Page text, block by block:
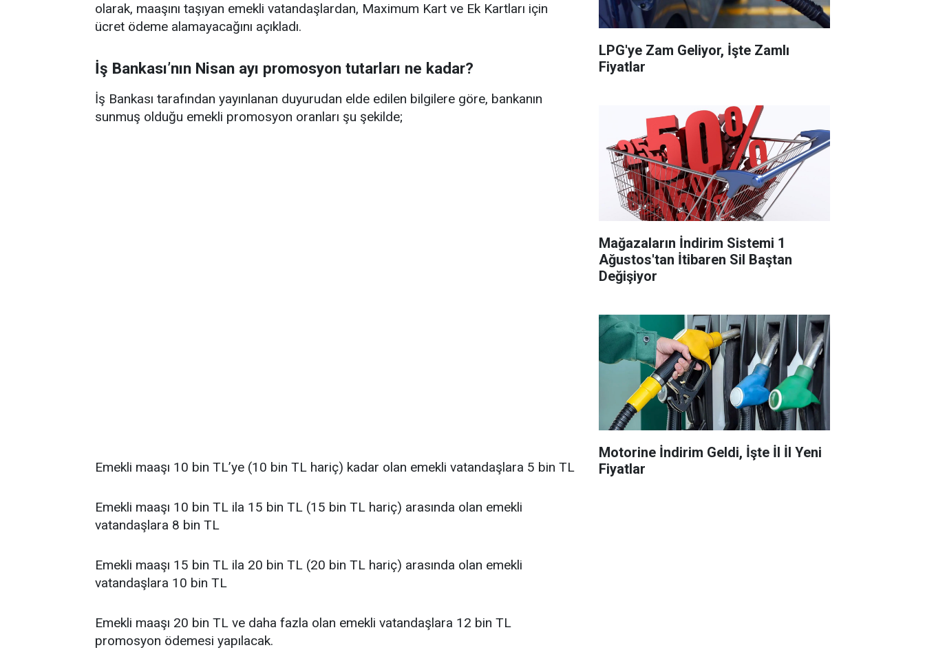
olarak, maaşını taşıyan emekli vatandaşlardan, Maximum Kart ve Ek Kartları için
ücret ödeme alamayacağını açıkladı.
İş Bankası’nın Nisan ayı promosyon tutarları ne kadar?
İş Bankası tarafından yayınlanan duyurudan elde edilen bilgilere göre, bankanın
sunmuş olduğu emekli promosyon oranları şu şekilde;
Emekli maaşı 10 bin TL’ye (10 bin TL hariç) kadar olan emekli vatandaşlara 5 bin TL
Emekli maaşı 10 bin TL ila 15 bin TL (15 bin TL hariç) arasında olan emekli
vatandaşlara 8 bin TL
Emekli maaşı 15 bin TL ila 20 bin TL (20 bin TL hariç) arasında olan emekli
vatandaşlara 10 bin TL
Emekli maaşı 20 bin TL ve daha fazla olan emekli vatandaşlara 12 bin TL
promosyon ödemesi yapılacak.
LPG'ye Zam Geliyor, İşte Zamlı
Fiyatlar
Mağazaların İndirim Sistemi 1
Ağustos'tan İtibaren Sil Baştan
Değişiyor
Motorine İndirim Geldi, İşte İl İl Yeni
Fiyatlar